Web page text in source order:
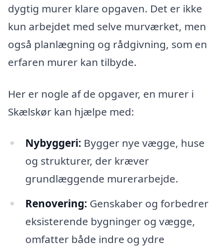
dygtig murer klare opgaven. Det er ikke
kun arbejdet med selve murværket, men
også planlægning og rådgivning, som en
erfaren murer kan tilbyde.
Her er nogle af de opgaver, en murer i
Skælskør kan hjælpe med:
Nybyggeri: Bygger nye vægge, huse
og strukturer, der kræver
grundlæggende murerarbejde.
Renovering: Genskaber og forbedrer
eksisterende bygninger og vægge,
omfatter både indre og ydre